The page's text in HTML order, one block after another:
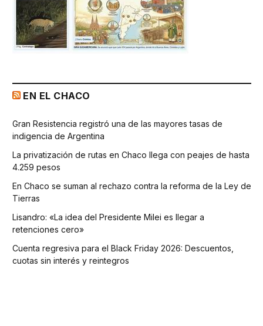
EN EL CHACO
Gran Resistencia registró una de las mayores tasas de
indigencia de Argentina
La privatización de rutas en Chaco llega con peajes de hasta
4.259 pesos
En Chaco se suman al rechazo contra la reforma de la Ley de
Tierras
Lisandro: «La idea del Presidente Milei es llegar a
retenciones cero»
Cuenta regresiva para el Black Friday 2026: Descuentos,
cuotas sin interés y reintegros